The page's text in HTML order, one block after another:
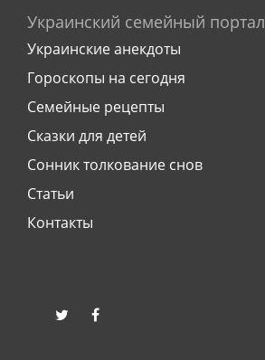
Украинский семейный портал
Украинские анекдоты
Гороскопы на сегодня
Семейные рецепты
Сказки для детей
Сонник толкование снов
Статьи
Контакты
twitter